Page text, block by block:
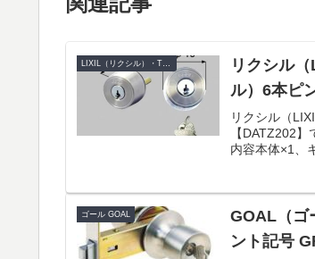
LIXIL（リクシル）・TOSTEM（トステム）
リクシル
ル）6本ピ
リクシル（
【DATZ202
内容本体×1、
ゴール GOAL
GOAL（ゴ
ント記号